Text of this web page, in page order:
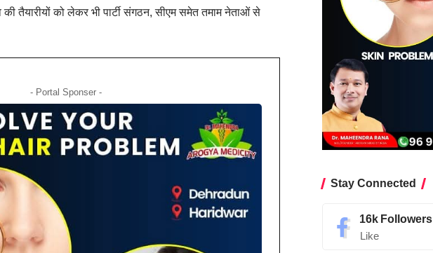
तैयारीयों को लेकर भी पार्टी संगठन, सीएम समेत तमाम नेताओं से
- Portal Sponser -
Stay Connected
16k Followers
Like